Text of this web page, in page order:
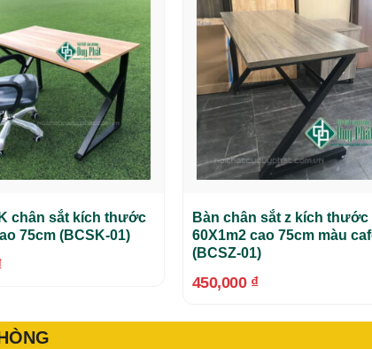
chân sắt kích thước
75cm (BCSK-01)
Bàn chân sắt z kích thước
60X1m2 cao 75cm màu
(BCSZ-01)
450,000 ₫